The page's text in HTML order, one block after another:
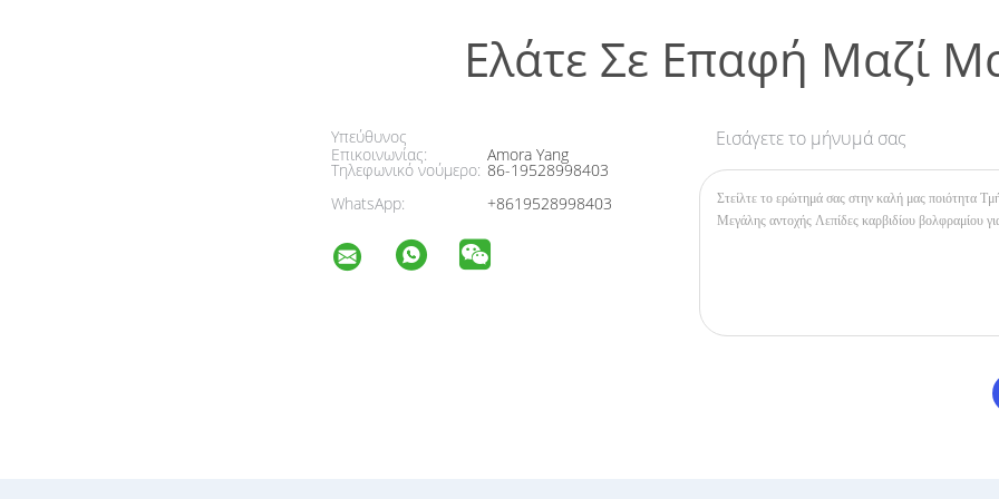
Ελάτε Σε Επαφή Μαζί
Υπεύθυνος
Επικοινωνίας:
Amora Yang
Τηλεφωνικό νούμερο: 86-19528998403
WhatsApp:
+8619528998403
Εισάγετε το μήνυμά σας